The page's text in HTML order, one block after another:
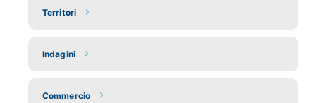
Territori
Indagini
Commercio